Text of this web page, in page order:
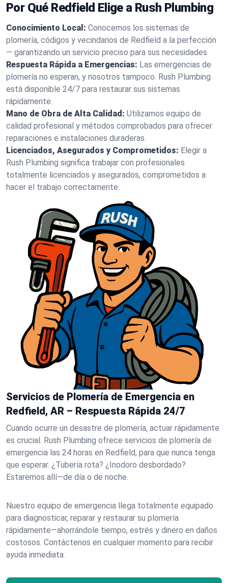
Por Qué Redfield Elige a Rush Plumbing
Conocimiento Local: Conocemos los sistemas de
plomería, códigos y vecindarios de Redfield a la perfección
— garantizando un servicio preciso para sus necesidades.
Respuesta Rápida a Emergencias: Las emergencias de
plomería no esperan, y nosotros tampoco. Rush Plumbing
está disponible 24/7 para restaurar sus sistemas
rápidamente.
Mano de Obra de Alta Calidad: Utilizamos equipo de
calidad profesional y métodos comprobados para ofrecer
reparaciones e instalaciones duraderas.
Licenciados, Asegurados y Comprometidos: Elegir a
Rush Plumbing significa trabajar con profesionales
totalmente licenciados y asegurados, comprometidos a
hacer el trabajo correctamente.
Servicios de Plomería de Emergencia en
Redfield, AR – Respuesta Rápida 24/7
Cuando ocurre un desastre de plomería, actuar rápidamente
es crucial. Rush Plumbing ofrece servicios de plomería de
emergencia las 24 horas en Redfield, para que nunca tenga
que esperar. ¿Tubería rota? ¿Inodoro desbordado?
Estaremos allí—de día o de noche.
Nuestro equipo de emergencia llega totalmente equipado
para diagnosticar, reparar y restaurar su plomería
rápidamente—ahorrándole tiempo, estrés y dinero en daños
costosos. Contáctenos en cualquier momento para recibir
ayuda inmediata.